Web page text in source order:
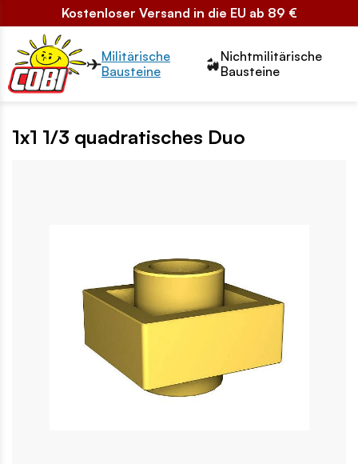
Kostenloser Versand in die EU ab 89 €
Przełącznik segmentów2
Militärische
Bausteine
Nichtmilitärische
Bausteine
1x1 1/3 quadratisches Duo